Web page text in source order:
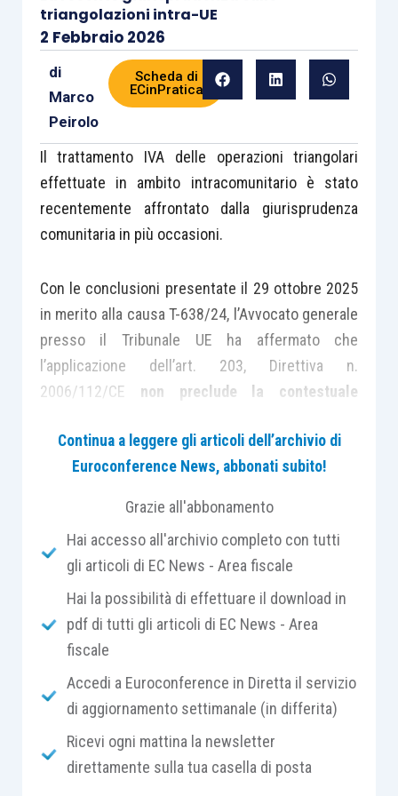
triangolazioni intra-UE
2 Febbraio 2026
di
Marco
Peirolo
Scheda di
ECinPratica
Il trattamento IVA delle operazioni triangolari
effettuate in ambito intracomunitario è stato
recentemente affrontato dalla giurisprudenza
comunitaria in più occasioni.
Con le conclusioni presentate il 29 ottobre 2025
in merito alla causa T-638/24, l’Avvocato generale
presso il Tribunale UE ha affermato che
l’applicazione dell’art. 203, Direttiva n.
2006/112/CE non preclude la contestuale
stesso Stato membro, in applicazione dell’art. 41,
Direttiva n. 2006/112/CE.
erroneamente fatturatanon incide sulla natura
intracomunitaria dell’operazione e, quindi,
sull’imponibilità dell’acquisto intracomunitario
tenuto conto che il richiamato art. 203, Direttiva
n. 2006/112/CE, risponde a un mero
tutela erariale, essendo finalizzato aeliminare il
rischio della perdita di gettito connesso alla
esercitare la detrazione
Continua a leggere gli articoli dell’archivio di
Euroconference News, abbonati subito!
Grazie all'abbonamento
Hai accesso all'archivio completo con tutti
gli articoli di EC News - Area fiscale
Hai la possibilità di effettuare il download in
pdf di tutti gli articoli di EC News - Area
fiscale
Accedi a Euroconference in Diretta il servizio
di aggiornamento settimanale (in differita)
Ricevi ogni mattina la newsletter
direttamente sulla tua casella di posta